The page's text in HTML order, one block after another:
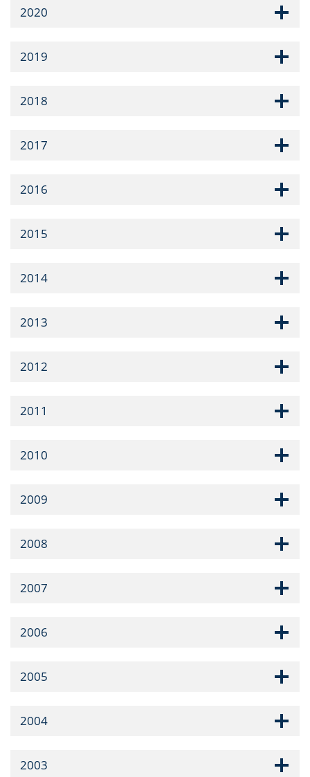
2020
2019
2018
2017
2016
2015
2014
2013
2012
2011
2010
2009
2008
2007
2006
2005
2004
2003